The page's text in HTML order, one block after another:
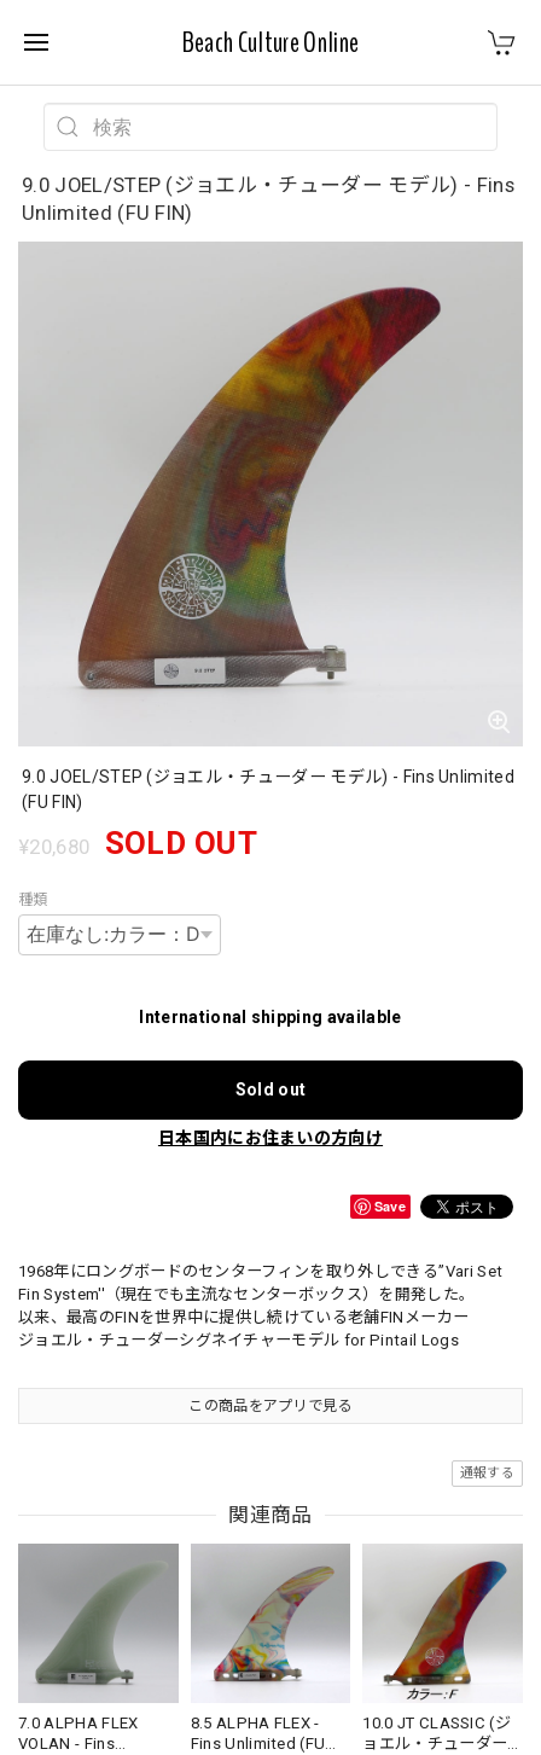
Beach Culture Online
9.0 JOEL/STEP (ジョエル・チューダー モデル) - Fins
Unlimited (FU FIN)
9.0 JOEL/STEP (ジョエル・チューダー モデル) - Fins Unlimited
(FU FIN)
¥20,680 SOLD OUT
種類
International shipping available
Sold out
日本国内にお住まいの方向け
Save
1968年にロングボードのセンターフィンを取り外しできる’’Vari Set
Fin System''（現在でも主流なセンターボックス）を開発した。
以来、最高のFINを世界中に提供し続けている老舗FINメーカー
ジョエル・チューダーシグネイチャーモデル for Pintail Logs
この商品をアプリで見る
通報する
関連商品
7.0 ALPHA FLEX
VOLAN - Fins
8.5 ALPHA FLEX -
Fins Unlimited (FU
10.0 JT CLASSIC (ジ
ョエル・チューダー